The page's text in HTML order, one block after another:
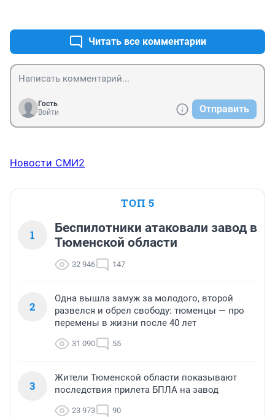
помнят, как вели они себя во время теракта В
Домодедово и аварии в метро в Москве. А ценовой
сговор каждый Новый год в 2-3- раза я каждый год на
себе ощущаю, потому что мне нужно на оработу 1
января 8.00
Читать все комментарии
Гость
Войти
Отправить
Новости СМИ2
ТОП 5
1
Беспилотники атаковали завод в
Тюменской области
32 946 147
2
Одна вышла замуж за молодого, второй
развелся и обрел свободу: тюменцы — про
перемены в жизни после 40 лет
31 090 55
3
Жители Тюменской области показывают
последствия прилета БПЛА на завод
23 973 90